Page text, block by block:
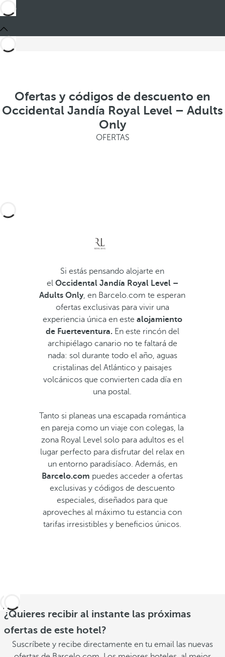
Ofertas y códigos de descuento en
Occidental Jandía Royal Level – Adults
Only
OFERTAS
Si estás pensando alojarte en
el Occidental Jandía Royal Level –
Adults Only, en Barcelo.com te esperan
ofertas exclusivas para vivir una
experiencia única en este alojamiento
de Fuerteventura. En este rincón del
archipiélago canario no te faltará de
nada: sol durante todo el año, aguas
cristalinas del Atlántico y paisajes
volcánicos que convierten cada día en
una postal.
Tanto si planeas una escapada romántica
en pareja como un viaje con colegas, la
zona Royal Level solo para adultos es el
lugar perfecto para disfrutar del relax en
un entorno paradisíaco. Además, en
Barcelo.com puedes acceder a ofertas
exclusivas y códigos de descuento
especiales, diseñados para que
aproveches al máximo tu estancia con
tarifas irresistibles y beneficios únicos.
¿Quieres recibir al instante las próximas
ofertas de este hotel?
Suscríbete y recibe directamente en tu email las nuevas